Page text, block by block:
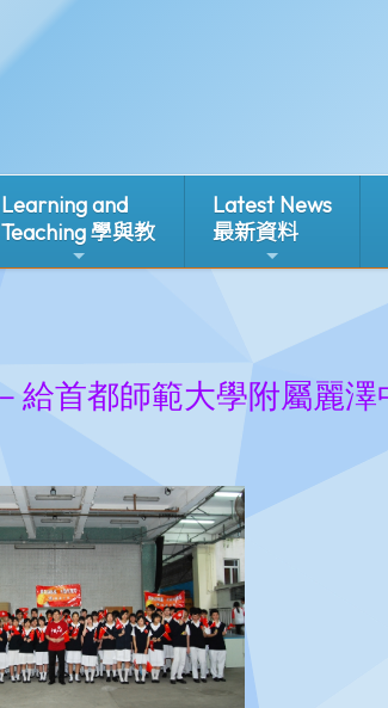
Learning and
Teaching 學與教
Latest News
最新資料